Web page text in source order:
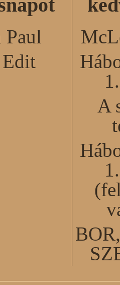
Paul
Edit
A